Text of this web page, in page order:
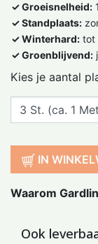
✓ Groeisnelheid:
✓ Standplaats:
✓ Winterhard: tot
✓ Groenblijvend:
Kies je aantal
IN
Waarom
Ook